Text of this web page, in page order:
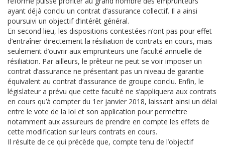
ayant déjà conclu un contrat d’assurance collectif. Il a ainsi
poursuivi un objectif d’intérêt général.
En second lieu, les dispositions contestées n’ont pas pour effet
d’entraîner directement la résiliation de contrats en cours, mais
seulement d’ouvrir aux emprunteurs une faculté annuelle de
résiliation. Par ailleurs, le prêteur ne peut se voir imposer un
contrat d’assurance ne présentant pas un niveau de garantie
équivalent au contrat d’assurance de groupe conclu. Enfin, le
législateur a prévu que cette faculté ne s’appliquera aux contrats
en cours qu’à compter du 1er janvier 2018, laissant ainsi un délai
entre le vote de la loi et son application pour permettre
notamment aux assureurs de prendre en compte les effets de
cette modification sur leurs contrats en cours.
Il résulte de ce qui précède que, compte tenu de l’objectif